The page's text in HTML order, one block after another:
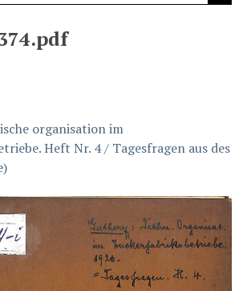
organisation im
Heft Nr. 4 / Tagesfragen aus des